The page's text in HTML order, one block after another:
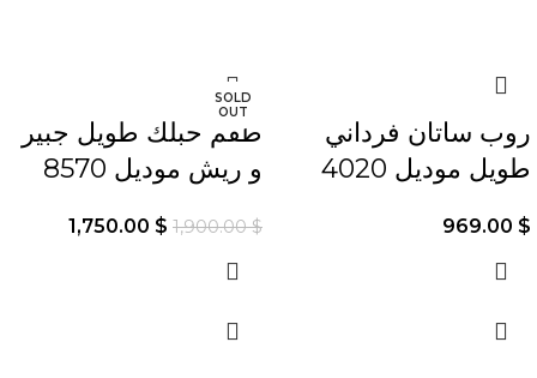
روب ساتان فرداني
طويل موديل 4020
969.00 $
SOLD
OUT
طقم حبلك طويل جبير
و ريش موديل 8570
1,900.00$
1,750.00 $